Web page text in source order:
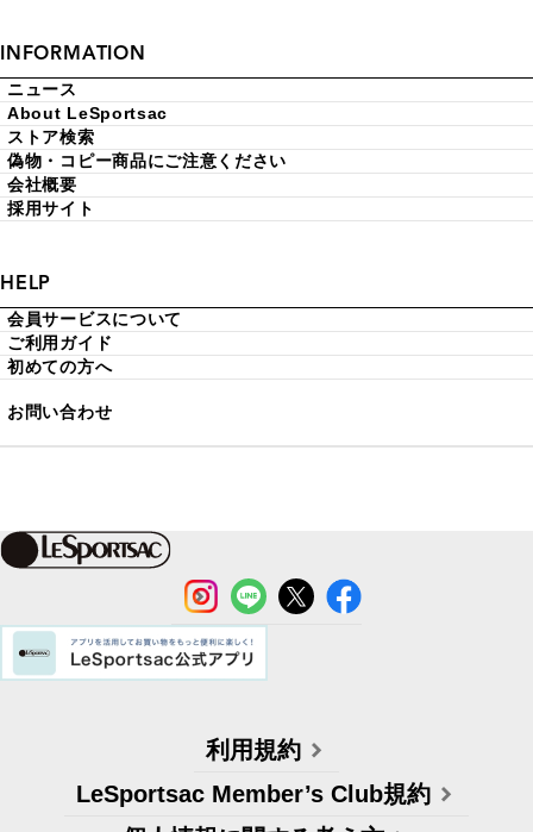
INFORMATION
ニュース
About LeSportsac
ストア検索
偽物・コピー商品にご注意ください
会社概要
採用サイト
HELP
会員サービスについて
ご利用ガイド
初めての方へ
お問い合わせ
利用規約
LeSportsac Member’s Club規約